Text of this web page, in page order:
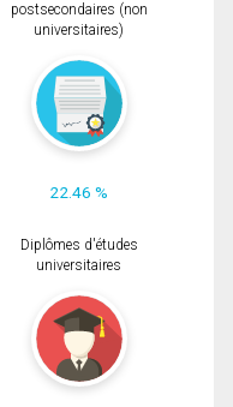
postsecondaires (non
universitaires)
22.46 %
Diplômes d'études
universitaires